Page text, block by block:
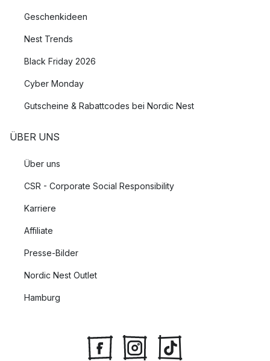
Geschenkideen
Nest Trends
Black Friday 2026
Cyber Monday
Gutscheine & Rabattcodes bei Nordic Nest
ÜBER UNS
Über uns
CSR - Corporate Social Responsibility
Karriere
Affiliate
Presse-Bilder
Nordic Nest Outlet
Hamburg